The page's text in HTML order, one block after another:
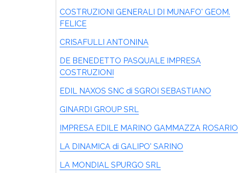
COSTRUZIONI GENERALI DI MUNAFO' GEOM.
FELICE
CRISAFULLI ANTONINA
DE BENEDETTO PASQUALE IMPRESA
COSTRUZIONI
EDIL NAXOS SNC di SGROI SEBASTIANO
GINARDI GROUP SRL
IMPRESA EDILE MARINO GAMMAZZA ROSARIO
LA DINAMICA di GALIPO' SARINO
LA MONDIAL SPURGO SRL